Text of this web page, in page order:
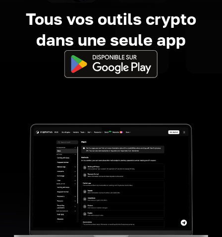
Tous vos outils crypto
dans une seule app